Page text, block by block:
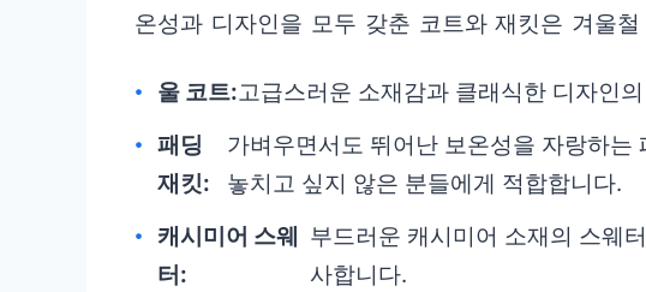
온성과 디자인을 모두 갖춘 코트와 재킷은 겨울
울 코트:고급스러운 소재감과 클래식한 디자인
패딩
재킷:
가벼우면서도 뛰어난 보온성을 자랑하는
놓치고 싶지 않은 분들에게 적합합니다.
캐시미어 스웨
터:
부드러운 캐시미어 소재의 스웨
사합니다.